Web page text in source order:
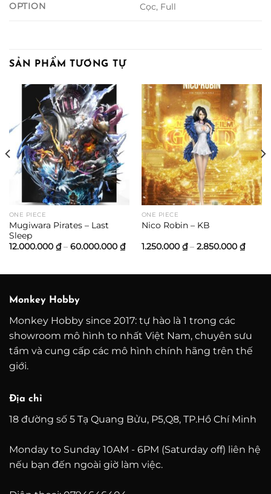
OPTION Cọc, Full
SẢN PHẨM TƯƠNG TỰ
ONE PIECE
Mugiwara Pirates – Last
Sleep
12.000.000 ₫ – 60.000.000 ₫Khoảng
giá:
đến
ONE PIECE
Nico Robin – KB
1.250.000 ₫ – 2.850.000 ₫
giá:
đến
₫
₫
Monkey Hobby
Monkey Hobby since 2017: tự hào là 1 trong các
showroom mô hình to nhất Việt Nam, chuyên sưu
tầm và cung cấp các mô hình chính hãng trên thế
giới.
Địa chỉ
18 đường số 5 Tạ Quang Bửu, P5,Q8, TP.Hồ Chí Minh
Monday to Sunday 10AM - 6PM (Saturday off) liên hệ
nếu bạn đến ngoài giờ làm việc.